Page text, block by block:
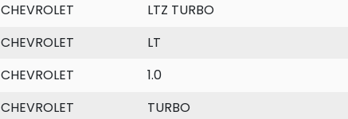
CHEVROLET LTZ TURBO
CHEVROLET LT
CHEVROLET 1.0
CHEVROLET TURBO